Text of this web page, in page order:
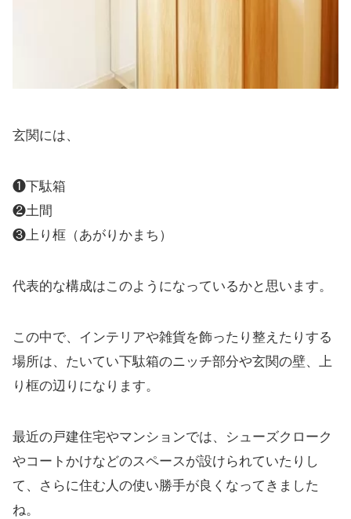
玄関には、
❶下駄箱
❷土間
❸上り框（あがりかまち）
代表的な構成はこのようになっているかと思います。
この中で、インテリアや雑貨を飾ったり整えたりする
場所は、たいてい下駄箱のニッチ部分や玄関の壁、上
り框の辺りになります。
最近の戸建住宅やマンションでは、シューズクローク
やコートかけなどのスペースが設けられていたりし
て、さらに住む人の使い勝手が良くなってきました
ね。